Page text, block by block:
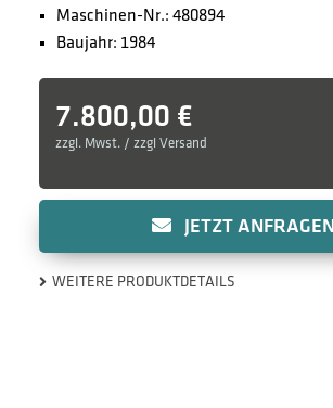
Maschinen-Nr.: 480894
Baujahr: 1984
7.800,00 €
zzgl. Mwst. / zzgl Versand
JETZT ANFRAGEN
WEITERE PRODUKTDETAILS